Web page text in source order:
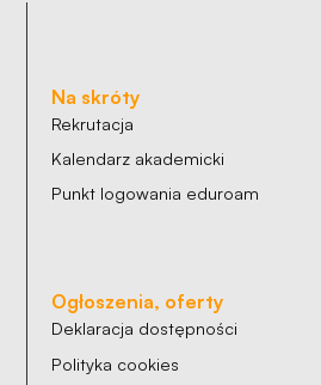
Na skróty
Rekrutacja
Kalendarz akademicki
Punkt logowania eduroam
Ogłoszenia, oferty
Deklaracja dostępności
Polityka cookies